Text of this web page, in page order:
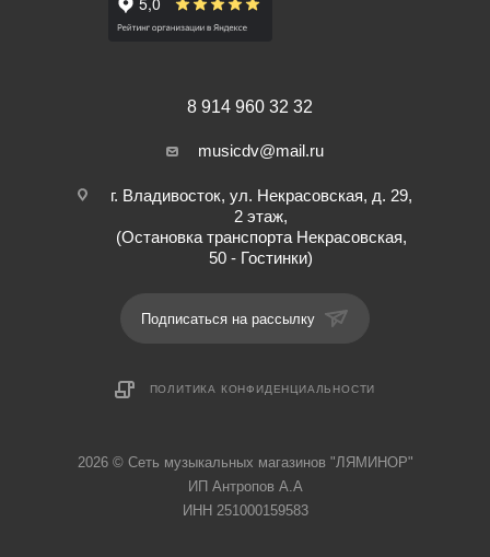
8 914 960 32 32
musicdv@mail.ru
г. Владивосток, ул. Некрасовская, д. 29,
2 этаж,
(Остановка транспорта Некрасовская,
50 - Гостинки)
Подписаться на рассылку
ПОЛИТИКА КОНФИДЕНЦИАЛЬНОСТИ
2026 © Cеть музыкальных магазинов "ЛЯМИНОР"
ИП Антропов А.А
ИНН 251000159583